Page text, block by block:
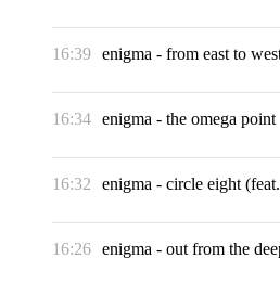
16:39 enigma - from east to
16:34 enigma - the omega point
16:32 enigma - circle eight
16:26 enigma - out from the